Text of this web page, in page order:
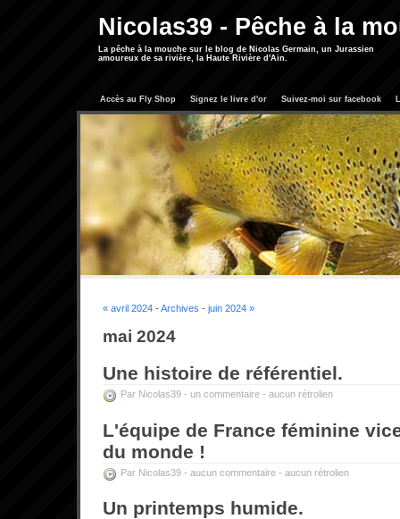
Nicolas39 - Pêche à la
La pêche à la mouche sur le blog de Nicolas Germain, un Jurassien
amoureux de sa rivière, la Haute Rivière d'Ain.
Accès au Fly Shop Signez le livre d'or Suivez-moi sur facebook
« avril 2024 -Archives - juin 2024 »
mai 2024
Une histoire de référentiel.
Par Nicolas39 - un commentaire - aucun rétrolien
L'équipe de France féminine
du monde !
Par Nicolas39 - aucun commentaire - aucun rétrolien
Un printemps humide.